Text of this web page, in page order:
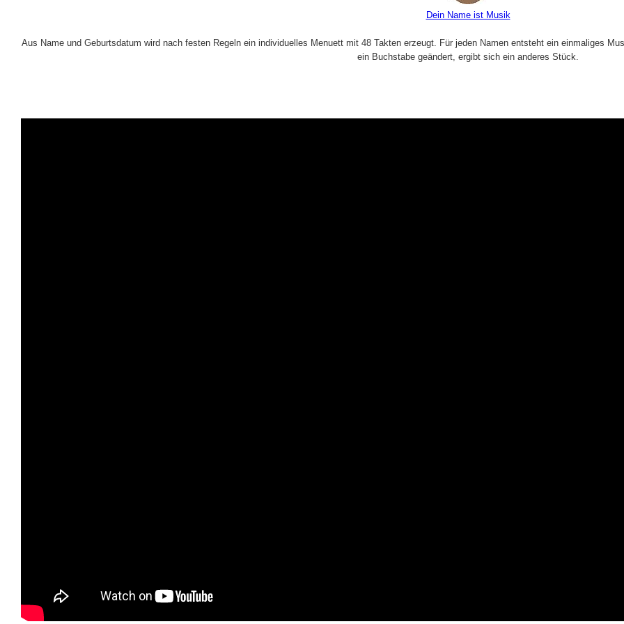
Dein Name ist Musik
Aus Name und Geburtsdatum wird nach festen Regeln ein individuelles Menuett mit 48 Takten erzeugt. Für jeden Namen entsteht ein einmaliges
ein Buchstabe geändert, ergibt sich ein anderes Stück.